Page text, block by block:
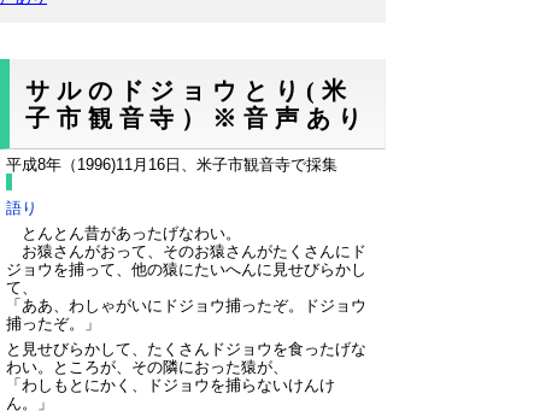
サルのドジョウとり(米
子市観音寺）※音声あり
平成8年（1996)11月16日、米子市観音寺で採集
語り
とんとん昔があったげなわい。
お猿さんがおって、そのお猿さんがたくさんにド
ジョウを捕って、他の猿にたいへんに見せびらかし
て、
「ああ、わしゃがいにドジョウ捕ったぞ。ドジョウ
捕ったぞ。」
と見せびらかして、たくさんドジョウを食ったげな
わい。ところが、その隣におった猿が、
「わしもとにかく、ドジョウを捕らないけんけ
ん。」